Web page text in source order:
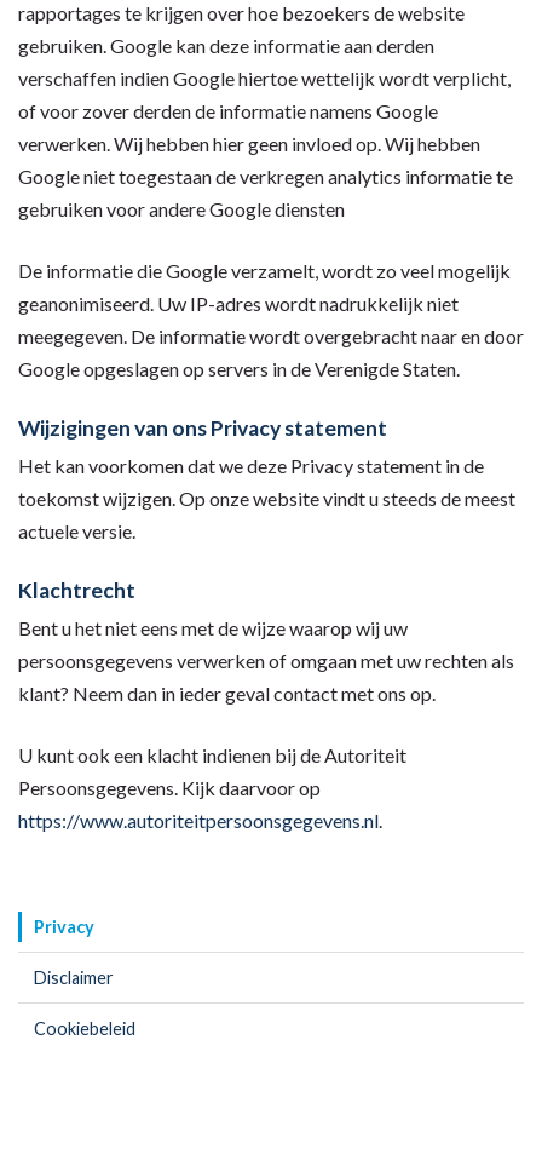
rapportages te krijgen over hoe bezoekers de website
gebruiken. Google kan deze informatie aan derden
verschaffen indien Google hiertoe wettelijk wordt verplicht,
of voor zover derden de informatie namens Google
verwerken. Wij hebben hier geen invloed op. Wij hebben
Google niet toegestaan de verkregen analytics informatie te
gebruiken voor andere Google diensten
De informatie die Google verzamelt, wordt zo veel mogelijk
geanonimiseerd. Uw IP-adres wordt nadrukkelijk niet
meegegeven. De informatie wordt overgebracht naar en door
Google opgeslagen op servers in de Verenigde Staten.
Wijzigingen van ons Privacy statement
Het kan voorkomen dat we deze Privacy statement in de
toekomst wijzigen. Op onze website vindt u steeds de meest
actuele versie.
Klachtrecht
Bent u het niet eens met de wijze waarop wij uw
persoonsgegevens verwerken of omgaan met uw rechten als
klant? Neem dan in ieder geval contact met ons op.
U kunt ook een klacht indienen bij de Autoriteit
Persoonsgegevens. Kijk daarvoor op
https://www.autoriteitpersoonsgegevens.nl.
Privacy
Disclaimer
Cookiebeleid